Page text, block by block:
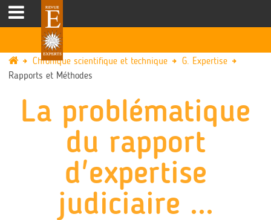
Chronique scientifique et technique
G. Expertise
Rapports et Méthodes
La problématique
du rapport
d'expertise
judiciaire ...